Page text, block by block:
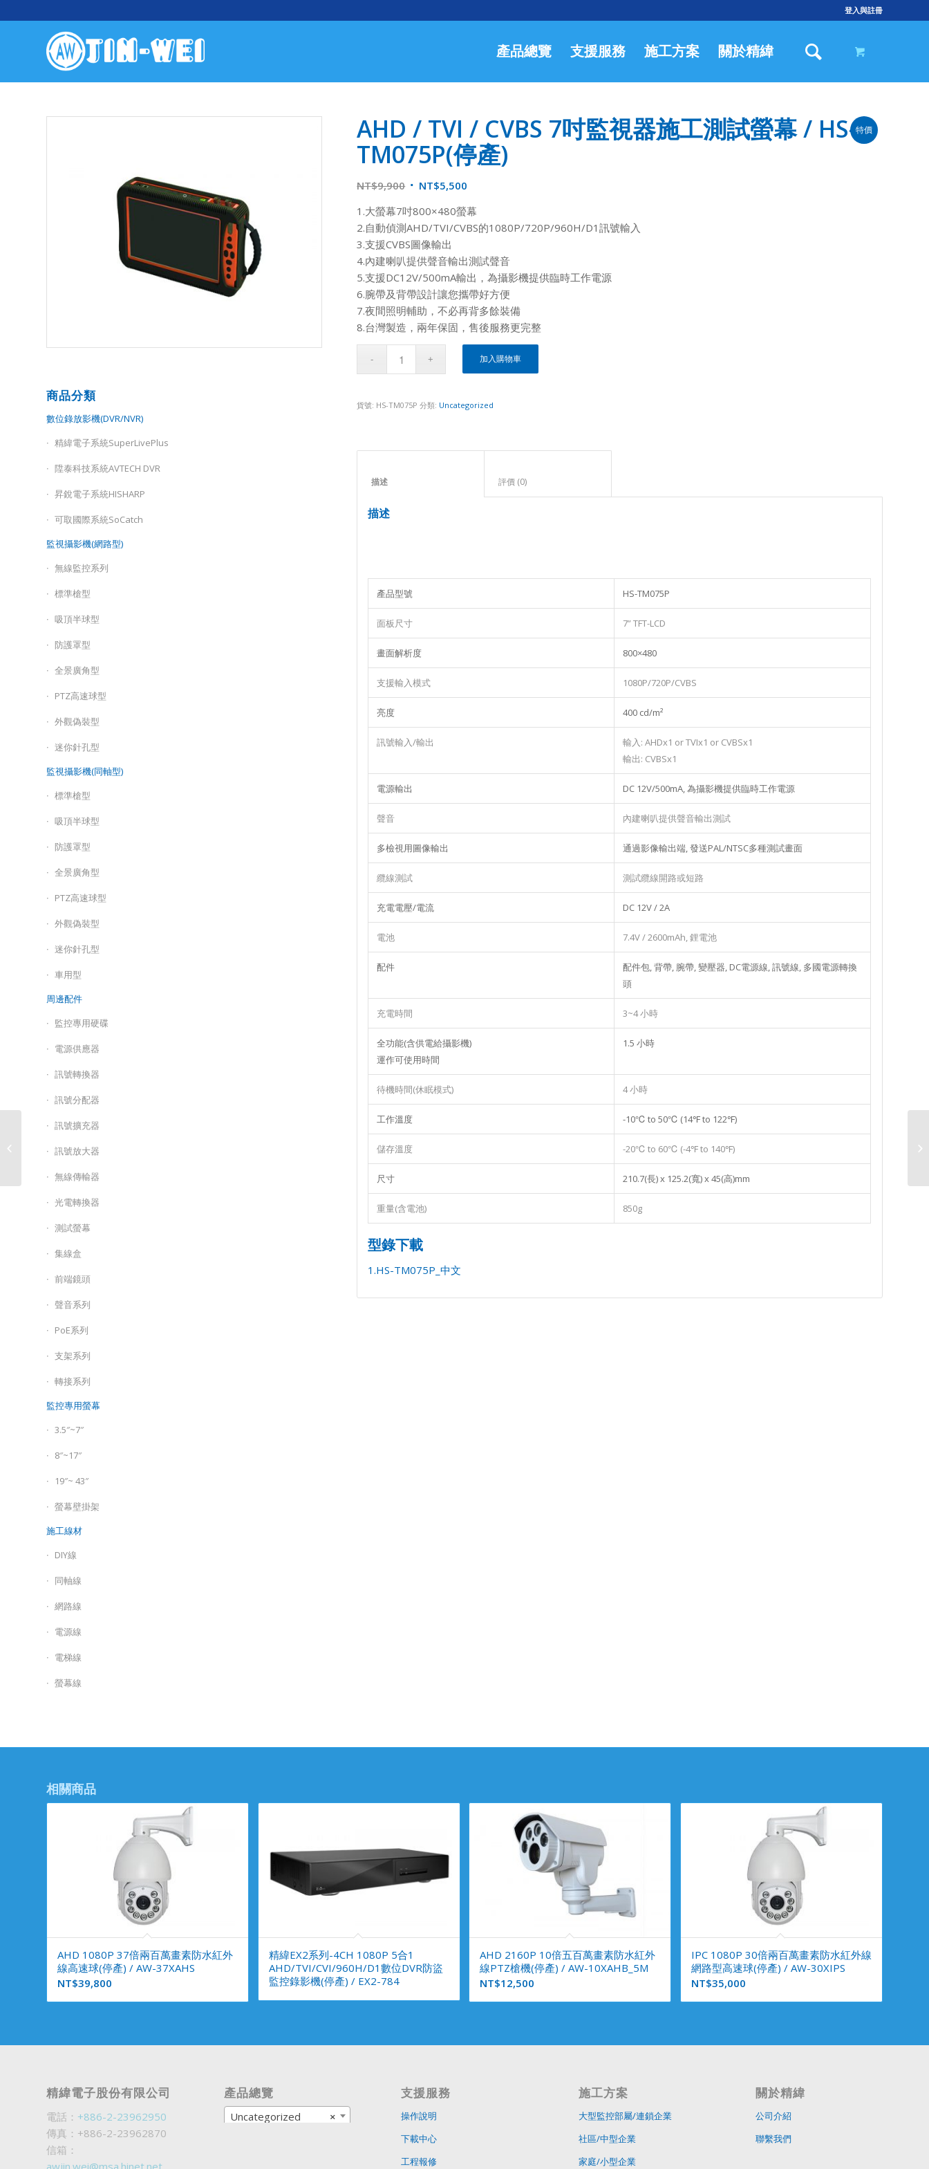
登入與註冊
產品總覽 支援服務 施工方案 關於精緯
特價
商品分類
數位錄放影機(DVR/NVR)
精緯電子系統SuperLivePlus
陞泰科技系統AVTECH DVR
昇銳電子系統HISHARP
可取國際系統SoCatch
監視攝影機(網路型)
無線監控系列
標準槍型
吸頂半球型
防護罩型
全景廣角型
PTZ高速球型
外觀偽裝型
迷你針孔型
監視攝影機(同軸型)
標準槍型
吸頂半球型
防護罩型
全景廣角型
PTZ高速球型
外觀偽裝型
迷你針孔型
車用型
周邊配件
監控專用硬碟
電源供應器
訊號轉換器
訊號分配器
訊號擴充器
訊號放大器
無線傳輸器
光電轉換器
測試螢幕
集線盒
前端鏡頭
聲音系列
PoE系列
支架系列
轉接系列
監控專用螢幕
3.5″~7″
8″~17″
19″~ 43″
螢幕壁掛架
施工線材
DIY線
同軸線
網路線
電源線
電梯線
螢幕線
AHD / TVI / CVBS 7吋監視器施工測試螢幕 / HS-
TM075P(停產)
NT$9,900 NT$5,500
1.大螢幕7吋800×480螢幕
2.自動偵測AHD/TVI/CVBS的1080P/720P/960H/D1訊號輸入
3.支援CVBS圖像輸出
4.內建喇叭提供聲音輸出測試聲音
5.支援DC12V/500mA輸出，為攝影機提供臨時工作電源
6.腕帶及背帶設計讓您攜帶好方便
7.夜間照明輔助，不必再背多餘裝備
8.台灣製造，兩年保固，售後服務更完整
加入購物車
貨號: HS-TM075P 分類: Uncategorized
描述
產品型號 HS-TM075P
面板尺寸 7” TFT-LCD
畫面解析度 800×480
支援輸入模式 1080P/720P/CVBS
亮度 400 cd/m²
訊號輸入/輸出
輸入: AHDx1 or TVIx1 or CVBSx1
輸出: CVBSx1
電源輸出 DC 12V/500mA, 為攝影機提供臨時工作電源
聲音 內建喇叭提供聲音輸出測試
多檢視用圖像輸出 通過影像輸出端, 發送PAL/NTSC多種測試畫面
纜線測試 測試纜線開路或短路
充電電壓/電流 DC 12V / 2A
電池 7.4V / 2600mAh, 鋰電池
配件
配件包, 背帶, 腕帶, 變壓器, DC電源線, 訊號線, 多國電源轉換
頭
充電時間 3~4 小時
全功能(含供電給攝影機)
運作可使用時間
1.5 小時
待機時間(休眠模式) 4 小時
工作溫度 -10℃ to 50℃ (14℉ to 122℉)
儲存溫度 -20℃ to 60℃ (-4℉ to 140℉)
尺寸 210.7(長) x 125.2(寬) x 45(高)mm
重量(含電池) 850g
型錄下載
1.HS-TM075P_中文
相關商品
AHD 1080P 37倍兩百萬畫素防水紅外
線高速球(停產) / AW-37XAHS
NT$39,800
精緯EX2系列-4CH 1080P 5合1
AHD/TVI/CVI/960H/D1數位DVR防盜
監控錄影機(停產) / EX2-784
AHD 2160P 10倍五百萬畫素防水紅外
線PTZ槍機(停產) / AW-10XAHB_5M
NT$12,500
IPC 1080P 30倍兩百萬畫素防水紅外線
網路型高速球(停產) / AW-30XIPS
NT$35,000
精緯電子股份有限公司
電話： +886-2-23962950
傳真：+886-2-23962870
信箱：
awjin.wei@msa.hinet.net
產品總覽
×
Uncategorized
支援服務
操作說明
下載中心
工程報修
施工方案
大型監控部屬/連鎖企業
社區/中型企業
家庭/小型企業
關於精緯
公司介紹
聯繫我們
HI SHARP-32CH 混合式
五百萬多合一數位錄放